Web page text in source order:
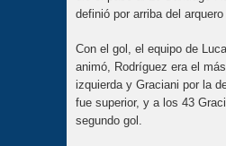
definió por arriba del arquero
Con el gol, el equipo de
animó, Rodríguez era el
izquierda y Graciani por la
fue superior, y a los 43
segundo gol.